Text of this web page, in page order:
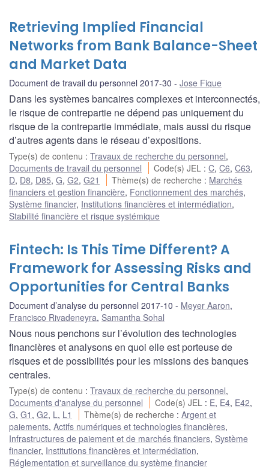
Retrieving Implied Financial
Networks from Bank Balance-Sheet
and Market Data
Document de travail du personnel 2017-30 Jose Fique
Dans les systèmes bancaires complexes et interconnectés,
le risque de contrepartie ne dépend pas uniquement du
risque de la contrepartie immédiate, mais aussi du risque
d’autres agents dans le réseau d’expositions.
Type(s) de contenu : Travaux de recherche du personnel,
Documents de travail du personnel
Code(s) JEL :C,C6,C63,
D, D8, D85, G, G2, G21 Thème(s) de recherche : Marchés
financiers et gestion financière, Fonctionnement des marchés,
Système financier, Institutions financières et intermédiation,
Stabilité financière et risque systémique
Fintech: Is This Time Different? A
Framework for Assessing Risks and
Opportunities for Central Banks
Document d’analyse du personnel 2017-10 Meyer Aaron,
Francisco Rivadeneyra, Samantha Sohal
Nous nous penchons sur l’évolution des technologies
financières et analysons en quoi elle est porteuse de
risques et de possibilités pour les missions des banques
centrales.
Type(s) de contenu : Travaux de recherche du personnel,
Documents d'analyse du personnel
Code(s) JEL : E, E4, E42,
G, G1 , G2, L , L1 Thème(s) de recherche :Argent et
paiements, Actifs numériques et technologies financières,
Infrastructures de paiement et de marchés financiers, Système
financier, Institutions financières et intermédiation,
Réglementation et surveillance du système financier